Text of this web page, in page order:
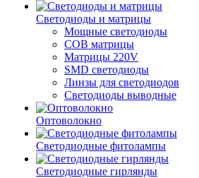
Светодиоды и матрицы
Мощные светодиоды
COB матрицы
Матрицы 220V
SMD светодиоды
Линзы для светодиодов
Светодиоды выводные
Оптоволокно
Светодиодные фитолампы
Светодиодные гирлянды